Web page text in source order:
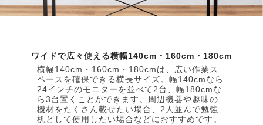
ワイドで広々使える横幅140cm・160cm・180cm
横幅140cm・160cm・180cmは、広い作業ス
ペースを確保できる横長サイズ。幅140cmなら
24インチのモニターを並べて2台、幅180cmな
ら3台置くことができます。周辺機器や趣味の
機材をたくさん載せたい場合、2人並んで勉強
机として使用したい場合などにおすすめです。